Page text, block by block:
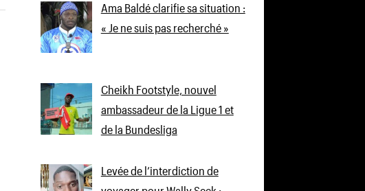
Ama Baldé clarifie sa situation :
« Je ne suis pas recherché »
Cheikh Footstyle, nouvel
ambassadeur de la Ligue 1 et
de la Bundesliga
Levée de l’interdiction de